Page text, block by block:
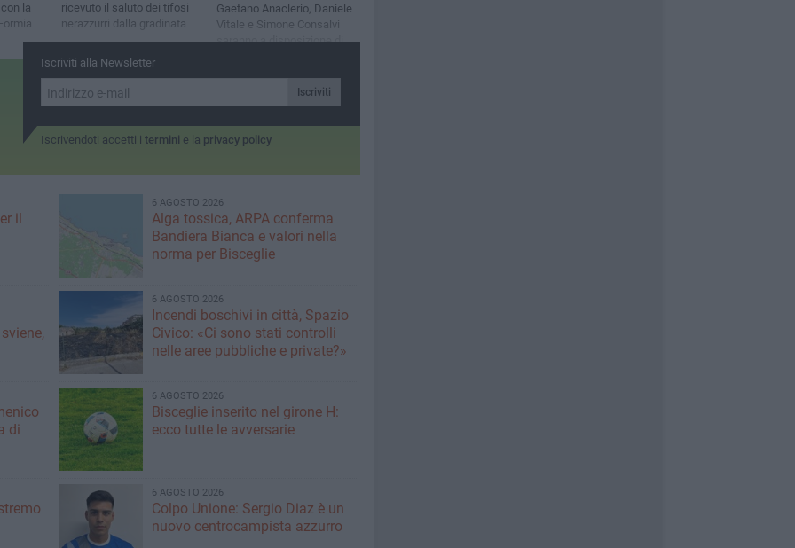
la
ricevuto il saluto dei tifosi
nerazzurri dalla gradinata
Gaetano Anaclerio, Daniele
Vitale e Simone Consalvi
saranno a disposizione di
Iscriviti alla Newsletter
Iscriviti
Iscrivendoti accetti i termini e la privacy policy
il
6 AGOSTO 2026
Alga tossica, ARPA conferma
Bandiera Bianca e valori nella
norma per Bisceglie
6 AGOSTO 2026
Incendi boschivi in città, Spazio
Civico: «Ci sono stati controlli
nelle aree pubbliche e private?»
di
6 AGOSTO 2026
Bisceglie inserito nel girone H:
ecco tutte le avversarie
6 AGOSTO 2026
Colpo Unione: Sergio Diaz è un
nuovo centrocampista azzurro